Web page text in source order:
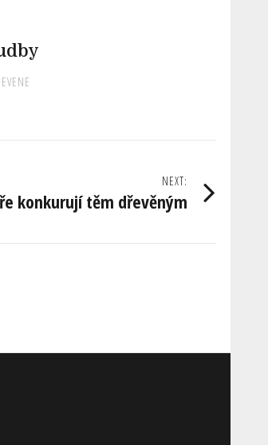
NEXT:
konkurují těm dřevěným